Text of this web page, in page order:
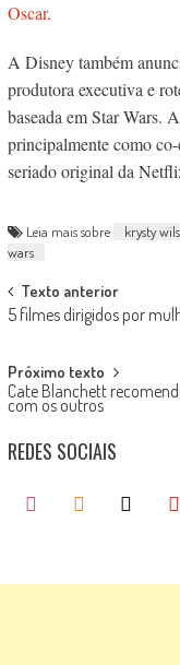
Oscar.
A Disney também
produtora executiva e
baseada em Star Wars.
principalmente como
seriado original da
Leia mais sobre krysty
wars
Post
navigation
Texto anterior
5 filmes dirigidos por
Próximo texto
Cate Blanchett
com os outros
REDES SOCIAIS